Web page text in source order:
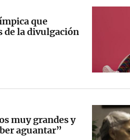
que
de la divulgación
muy grandes y
aguantar”